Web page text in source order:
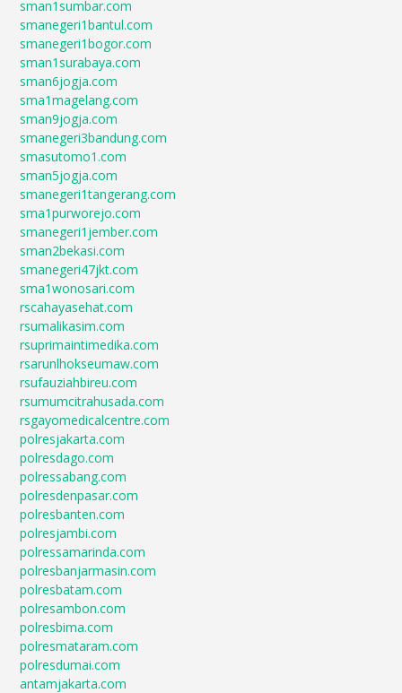
sman1sumbar.com
smanegeri1bantul.com
smanegeri1bogor.com
sman1surabaya.com
sman6jogja.com
sma1magelang.com
sman9jogja.com
smanegeri3bandung.com
smasutomo1.com
sman5jogja.com
smanegeri1tangerang.com
sma1purworejo.com
smanegeri1jember.com
sman2bekasi.com
smanegeri47jkt.com
sma1wonosari.com
rscahayasehat.com
rsumalikasim.com
rsuprimaintimedika.com
rsarunlhokseumaw.com
rsufauziahbireu.com
rsumumcitrahusada.com
rsgayomedicalcentre.com
polresjakarta.com
polresdago.com
polressabang.com
polresdenpasar.com
polresbanten.com
polresjambi.com
polressamarinda.com
polresbanjarmasin.com
polresbatam.com
polresambon.com
polresbima.com
polresmataram.com
polresdumai.com
antamjakarta.com